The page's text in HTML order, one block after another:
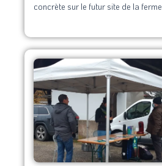
concrète sur le futur site de la